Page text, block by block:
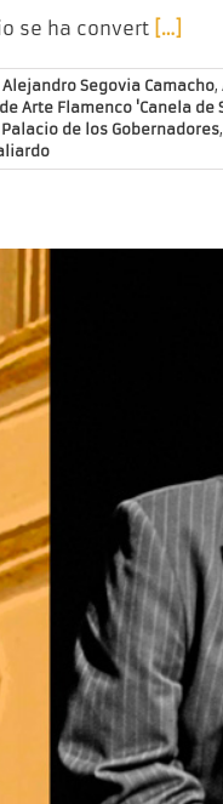
se ha convert […]
Alejandro Segovia Camacho,
Arte Flamenco 'Canela de
Palacio de los Gobernadores,